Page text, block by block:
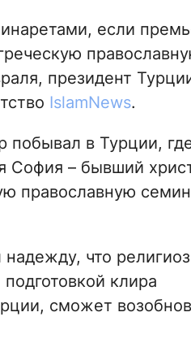
если
президент
IslamNews.
побывал в Турции,
София – бывший
православную
что
клира
сможет